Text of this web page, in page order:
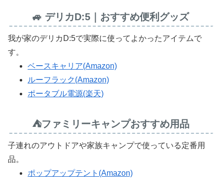
🚙 デリカD:5｜おすすめ便利グッズ
我が家のデリカD:5で実際に使ってよかったアイテムで
す。
ベースキャリア(Amazon)
ルーフラック(Amazon)
ポータブル電源(楽天)
⛺ファミリーキャンプおすすめ用品
子連れのアウトドアや家族キャンプで使っている定番用
品。
ポップアップテント(Amazon)